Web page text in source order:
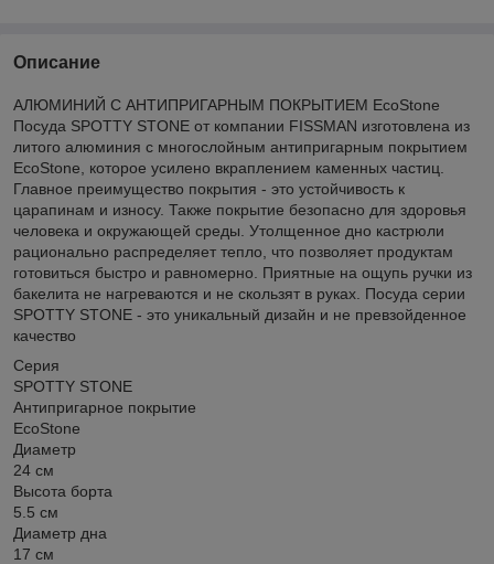
Описание
АЛЮМИНИЙ С АНТИПРИГАРНЫМ ПОКРЫТИЕМ EcoStone
Посуда SPOTTY STONE от компании FISSMAN изготовлена из
литого алюминия с многослойным антипригарным покрытием
EcoStone, которое усилено вкраплением каменных частиц.
Главное преимущество покрытия - это устойчивость к
царапинам и износу. Также покрытие безопасно для здоровья
человека и окружающей среды. Утолщенное дно кастрюли
рационально распределяет тепло, что позволяет продуктам
готовиться быстро и равномерно. Приятные на ощупь ручки из
бакелита не нагреваются и не скользят в руках. Посуда серии
SPOTTY STONE - это уникальный дизайн и не превзойденное
качество
Серия
SPOTTY STONE
Антипригарное покрытие
EcoStone
Диаметр
24 см
Высота борта
5.5 см
Диаметр дна
17 см